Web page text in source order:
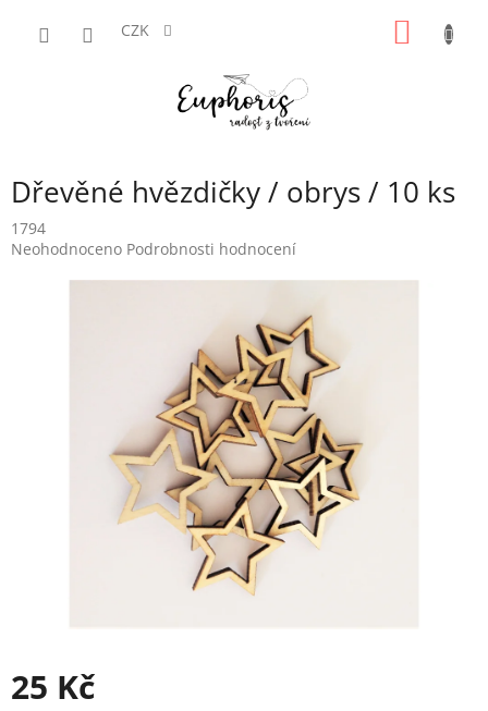
CZK
Dřevěné hvězdičky / obrys / 10 ks
1794
Průměrné
Neohodnoceno Podrobnosti hodnocení
25 Kč